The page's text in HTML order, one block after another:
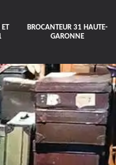
BROCANTEUR 31 HAUTE-
GARONNE